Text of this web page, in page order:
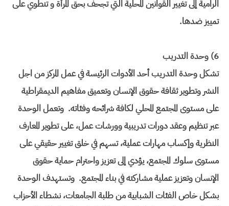
الرامية إلى تغيير القوانين المحلية التي تجحف بحق المرأة و تنطوي على
تمييز ضدها.
6) وحدة التدريب
تشكل وحدة التدريب أحد الأدوات الرئيسة في عمل المركز من اجل
النشر وتطوير ثقافة حقوق الإنسان وتعميق مفاهيم الديمقراطية
على مستوى المجتمع المحلي لكافة شرائحه وفئاته. وتعمل الوحدة
عبر تنظيم وعقد دورات تدريبية وورشات عمل، على تطوير المعارف
النظرية وإكساب مهارات عملية، تسهم في خلق تغيير حقيقي على
مستوى سلوك المجتمع، يؤدي إلى تعزيز واحترام حماية حقوق
الإنسان وتعزيز عملية مشاركته في بناء المجتمع. وتستهدف الوحدة
بشكل خاص الفئات الشبابية من طلبة الجامعات، نشطاء الأحزاب